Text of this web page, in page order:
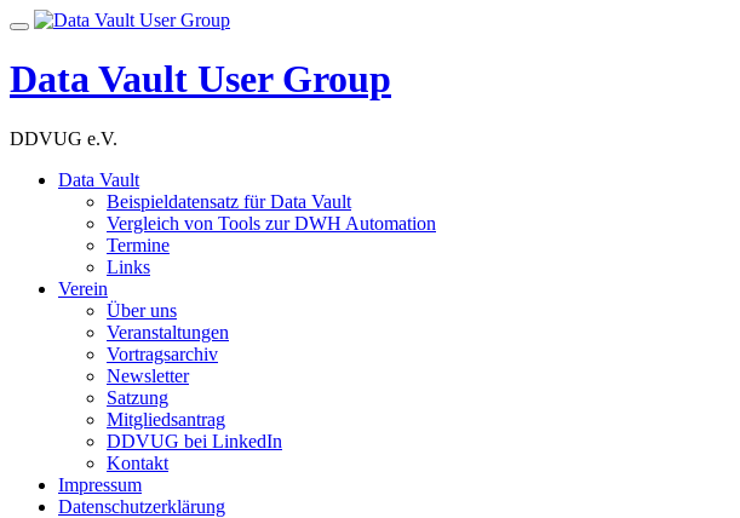
Skip
content
Toggle
Data Vault User Group
DDVUG e.V.
Data Vault
Beispieldatensatz für Data Vault
Vergleich von Tools zur DWH Automation
Termine
Links
Verein
Über uns
Veranstaltungen
Vortragsarchiv
Newsletter
Satzung
Mitgliedsantrag
DDVUG bei LinkedIn
Kontakt
Impressum
Datenschutzerklärung